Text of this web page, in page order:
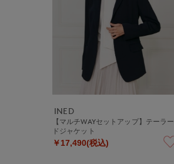
INED
【マルチWAYセットアップ】テーラー
ドジャケット
￥17,490(税込)